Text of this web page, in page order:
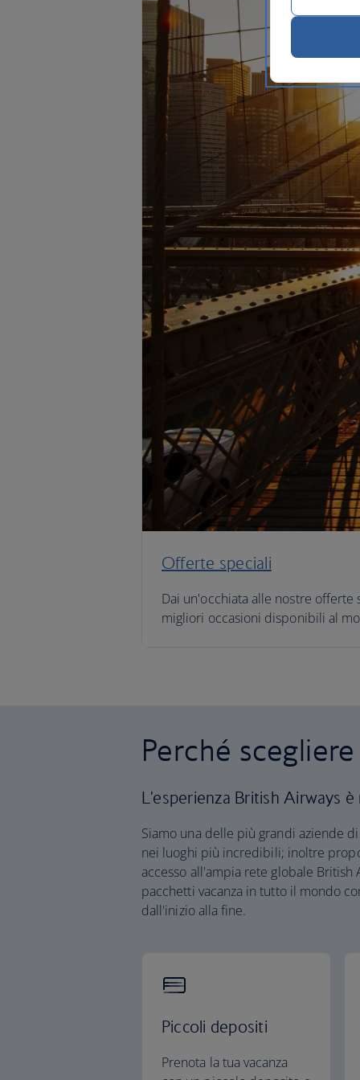
Offerte speciali
Dai un'occhiata alle nostre
migliori occasioni disponibili al
Perché
L'esperienza British Airways
Siamo una delle più grandi aziende
nei luoghi più incredibili; inoltre
accesso all'ampia rete globale British
pacchetti vacanza in tutto il mondo
dall'inizio alla fine.
Piccoli depositi
Prenota la tua vacanza